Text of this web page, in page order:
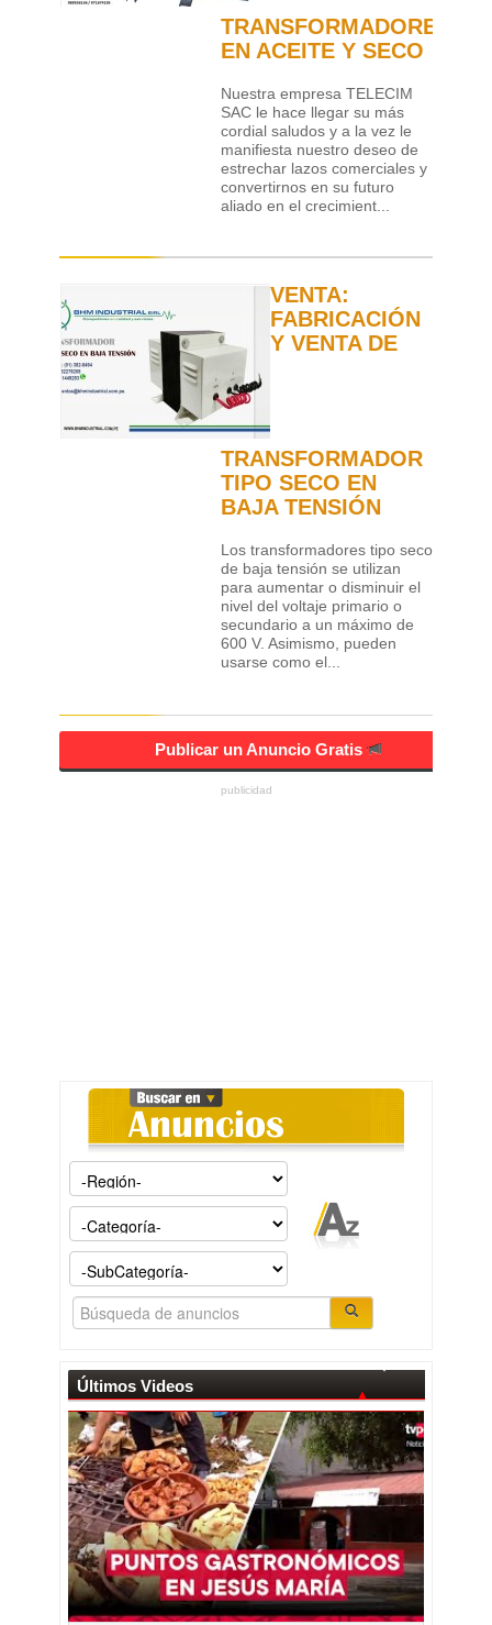
TRANSFORMADORES
EN ACEITE Y SECO
Nuestra empresa TELECIM
SAC le hace llegar su más
cordial saludos y a la vez le
manifiesta nuestro deseo de
estrechar lazos comerciales y
convertirnos en su futuro
aliado en el crecimient...
VENTA:
FABRICACIÓN
Y VENTA DE
TRANSFORMADOR
TIPO SECO EN
BAJA TENSIÓN
Los transformadores tipo seco
de baja tensión se utilizan
para aumentar o disminuir el
nivel del voltaje primario o
secundario a un máximo de
600 V. Asimismo, pueden
usarse como el...
Publicar un Anuncio Gratis
publicidad
Últimos Videos